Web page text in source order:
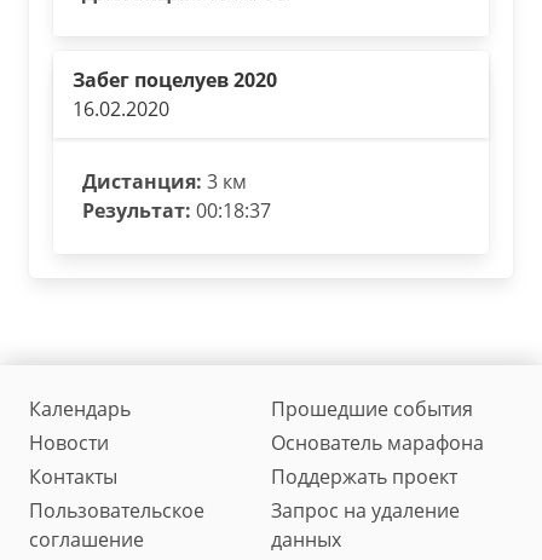
Забег поцелуев 2020
16.02.2020
Дистанция: 3 км
Результат: 00:18:37
Календарь
Прошедшие события
Новости
Основатель марафона
Контакты
Поддержать проект
Пользовательское
соглашение
Запрос на удаление
данных